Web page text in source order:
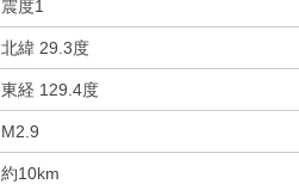
震度1
北緯 29.3度
東経 129.4度
M2.9
約10km